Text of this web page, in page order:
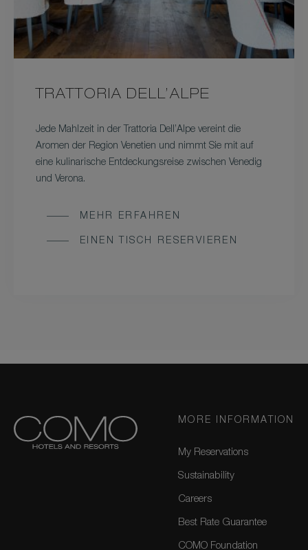
TRATTORIA DELL’ALPE
Jede Mahlzeit in der Trattoria Dell’Alpe vereint die
Aromen der Region Venetien und nimmt Sie mit auf
eine kulinarische Entdeckungsreise zwischen Venedig
und Verona.
MEHR ERFAHREN
EINEN TISCH RESERVIEREN
MORE INFORMATION
My Reservations
Sustainability
Careers
Best Rate Guarantee
COMO Foundation